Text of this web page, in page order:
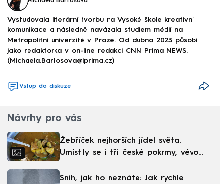
Vystudovala literární tvorbu na Vysoké škole kreativní
komunikace a následně navázala studiem médií na
Metropolitní univerzitě v Praze. Od dubna 2023 působí
jako redaktorka v on-line redakci CNN Prima NEWS.
(Michaela.Bartosova@iprima.cz)
Vstup do diskuze
Návrhy pro vás
Žebříček nejhorších jídel světa.
Umístily se i tři české pokrmy, vévodí
Sníh, jak ho neznáte: Jak rychle